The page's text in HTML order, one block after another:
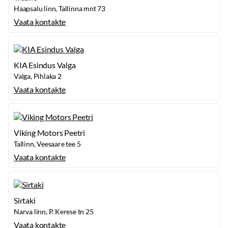
ESC+mägistardikontroll (HAS)
Auto sõidustabiilsuse juhtsüsteem (VSM)
Sõidureas püsimise abisüsteem
Piirkiiruse teavitusfunktsoon
Võtmega väljalülitatav kaassõitja turvapadi
Isofix turvatooli kinnitussüsteem
Ees- ja külgturvapadjad koos turvakardinatega
Kiirustundlik uste lukustamissüsteem
Uste automaatne avanemine kokkupõrkel
Immobilaiser
Eessõitjaga kokkupõrke ennetusüsteemi koos
eCall – automaatne hädaabikõne süsteem
Audio ja kommunikatsioon
USB ühildavus
Haapsalu linn, Tallinna mnt 73
Vaata kontakte
KIA Esindus Valga
Valga, Pihlaka 2
Vaata kontakte
Viking Motors Peetri
Tallinn, Veesaare tee 5
Vaata kontakte
Sirtaki
Narva linn, P. Kerese tn 25
Vaata kontakte